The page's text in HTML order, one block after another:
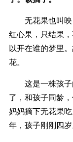
无花果也叫
红心果，只结果
以开在谁的梦里
花。
这是一株孩
了，和孩子同龄
妈妈摘下无花果
年，孩子刚刚四岁